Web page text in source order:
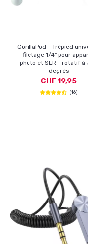
GorillaPod - Trépied
filetage 1/4" pour
photo et SLR - rotatif à
degrés
CHF 19,95
(16)